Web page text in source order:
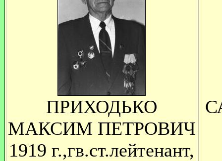
ПРИХОДЬКО
МАКСИМ ПЕТРОВИЧ
1919 г.,гв.ст.лейтенант,